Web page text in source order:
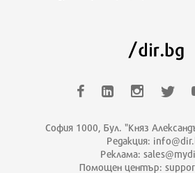
София 1000, Бул. "Княз
Редакция:
Реклама:
Помощен център: